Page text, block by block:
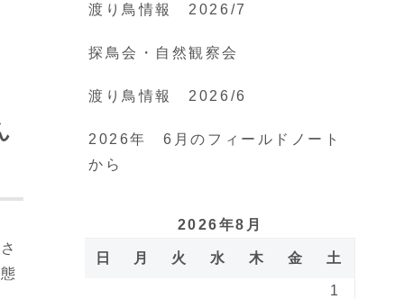
渡り鳥情報 2026/7
探鳥会・自然観察会
渡り鳥情報 2026/6
2026年 6月のフィールドノート
から
2026年8月
日 月 火 水 木 金 土
1